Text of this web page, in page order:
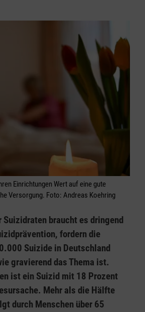
Einrichtungen Wert auf eine gute
Versorgung. Foto: Andreas Koehring
braucht es dringend
fordern die
Suizide in Deutschland
gravierend das Thema ist.
ist ein Suizid mit 18 Prozent
Mehr als die Hälfte
durch Menschen über 65